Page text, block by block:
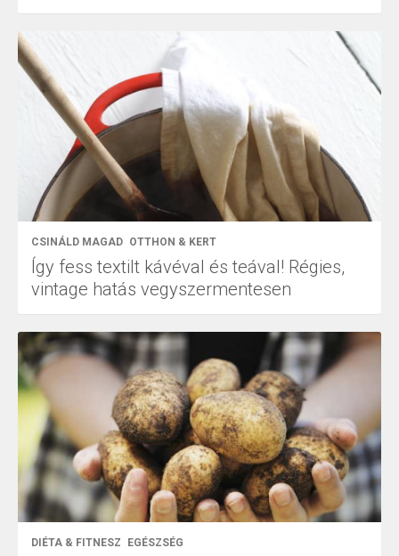
CSINÁLD MAGAD OTTHON & KERT
Így fess textilt kávéval és teával! Régies,
vintage hatás vegyszermentesen
DIÉTA & FITNESZ EGÉSZSÉG